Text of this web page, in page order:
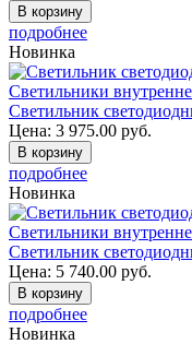
В корзину
подробнее
Новинка
Светильники
Светильник
Цена: 3 975.00 руб.
В корзину
подробнее
Новинка
Светильники
Светильник
Цена: 5 740.00 руб.
В корзину
подробнее
Новинка